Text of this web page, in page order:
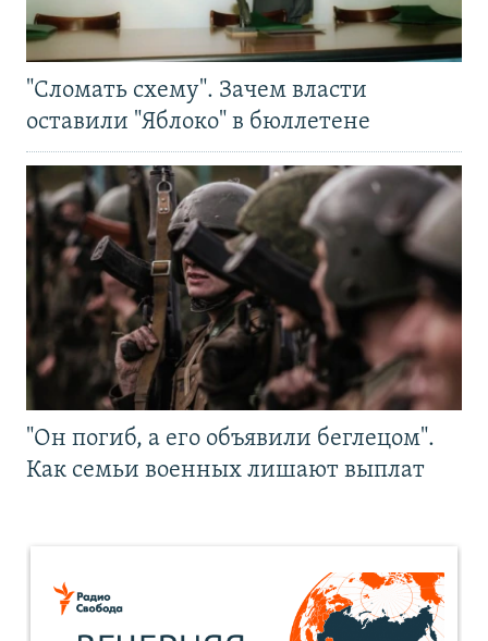
"Сломать схему". Зачем власти
оставили "Яблоко" в бюллетене
"Он погиб, а его объявили беглецом".
Как семьи военных лишают выплат